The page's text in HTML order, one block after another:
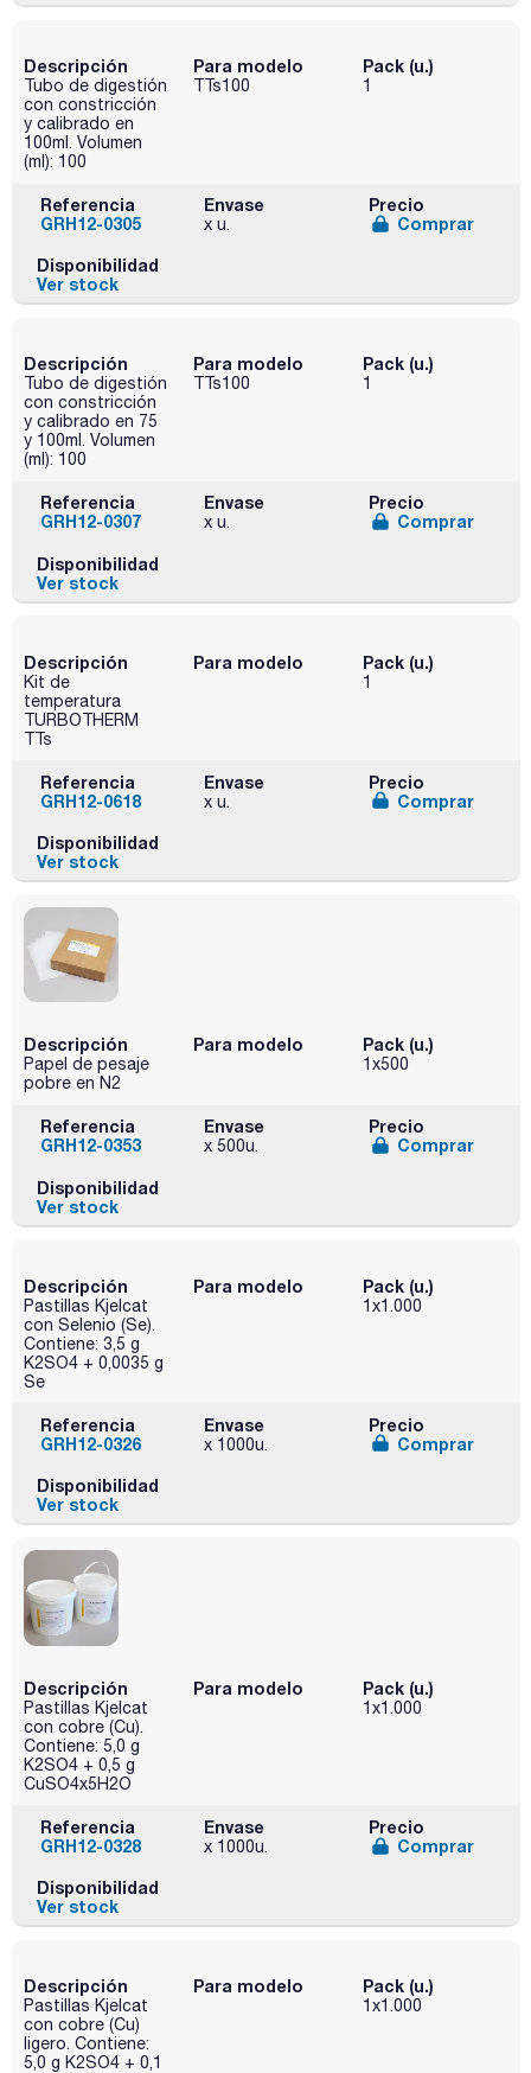
Descripción
Tubo de digestión
con constricción
y calibrado en
100ml. Volumen
(ml): 100
Para modelo
TTs100
Pack (u.)
1
Referencia
GRH12-0305
Envase
x u.
Precio
Comprar
Disponibilidad
Ver stock
Descripción
Tubo de digestión
con constricción
y calibrado en 75
y 100ml. Volumen
(ml): 100
Para modelo
TTs100
Pack (u.)
1
Referencia
GRH12-0307
Envase
x u.
Precio
Comprar
Disponibilidad
Ver stock
Descripción
Kit de
temperatura
TURBOTHERM
TTs
Para modelo Pack (u.)
1
Referencia
GRH12-0618
Envase
x u.
Precio
Comprar
Disponibilidad
Ver stock
Descripción
Papel de pesaje
pobre en N2
Para modelo Pack (u.)
1x500
Referencia
GRH12-0353
Envase
x 500u.
Precio
Comprar
Disponibilidad
Ver stock
Descripción
Pastillas Kjelcat
con Selenio (Se).
Contiene: 3,5 g
K2SO4 + 0,0035 g
Se
Para modelo Pack (u.)
1x1.000
Referencia
GRH12-0326
Envase
x 1000u.
Precio
Comprar
Disponibilidad
Ver stock
Descripción
Pastillas Kjelcat
con cobre (Cu).
Contiene: 5,0 g
K2SO4 + 0,5 g
CuSO4x5H2O
Para modelo Pack (u.)
1x1.000
Referencia
GRH12-0328
Envase
x 1000u.
Precio
Comprar
Disponibilidad
Ver stock
Descripción
Pastillas Kjelcat
con cobre (Cu)
ligero. Contiene:
5,0 g K2SO4 + 0,1
Para modelo Pack (u.)
1x1.000